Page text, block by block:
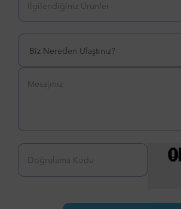
Biz Nereden Ulaştınız?